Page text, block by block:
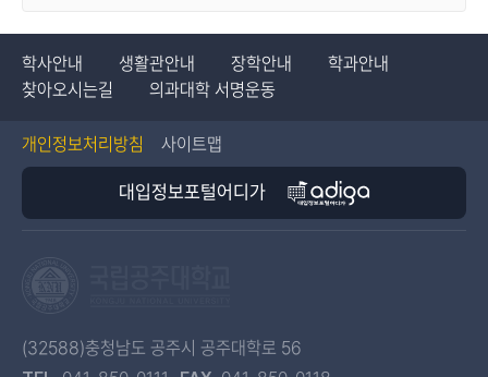
학사안내 생활관안내 장학안내
학과안내
찾아오시는길
의과대학 서명운동
개인정보처리방침 사이트맵
대입정보포털어디가
(32588)충청남도 공주시 공주대학로 56